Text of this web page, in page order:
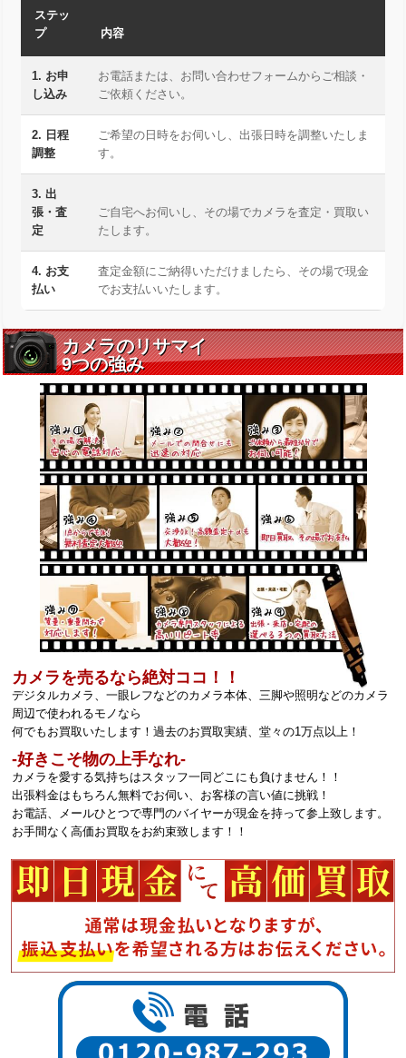
ステッ
プ
内容
1. お申
し込み
お電話または、お問い合わせフォームからご相談・
ご依頼ください。
2. 日程
調整
ご希望の日時をお伺いし、出張日時を調整いたしま
す。
3. 出
張・査
定
ご自宅へお伺いし、その場でカメラを査定・買取い
たします。
4. お支
払い
査定金額にご納得いただけましたら、その場で現金
でお支払いいたします。
カメラを売るなら絶対ココ！！
デジタルカメラ、一眼レフなどのカメラ本体、三脚や照明などのカメラ
周辺で使われるモノなら
何でもお買取いたします！過去のお買取実績、堂々の1万点以上！
‐好きこそ物の上手なれ‐
カメラを愛する気持ちはスタッフ一同どこにも負けません！！
出張料金はもちろん無料でお伺い、お客様の言い値に挑戦！
お電話、メールひとつで専門のバイヤーが現金を持って参上致します。
お手間なく高価お買取をお約束致します！！